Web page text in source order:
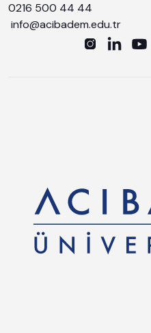
0216 500 44 44
info@acibadem.edu.tr